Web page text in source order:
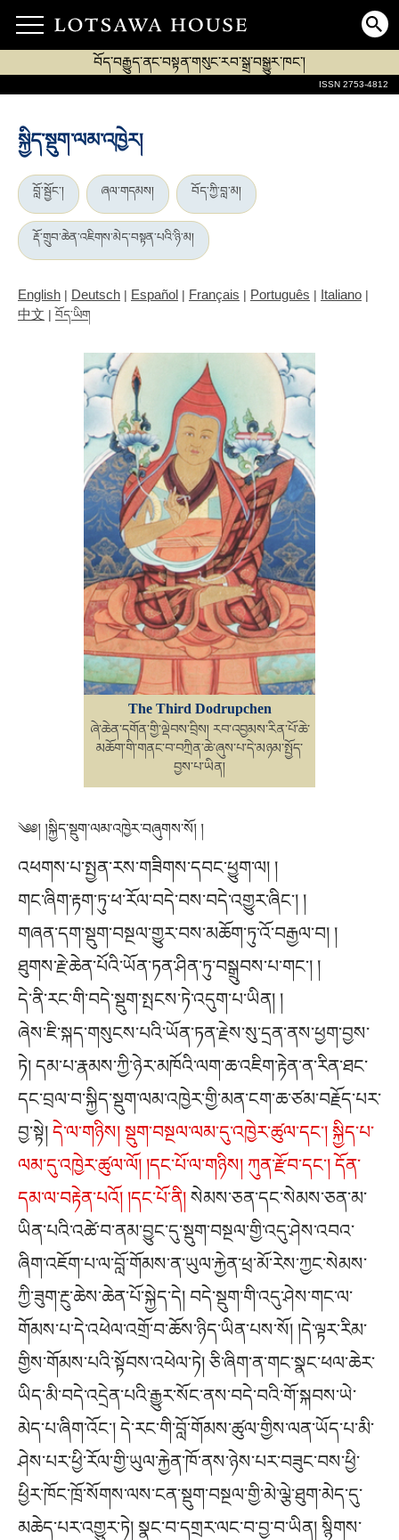
བོད་བརྒྱུད་ནང་བསྟན་གསུང་རབ་སྒྲ་བསྒྱུར་ཁང་།
ISSN 2753-4812
སྐྱིད་སྡུག་ལམ་འཁྱེར།
བློ་སྦྱོང་། ཞལ་གདམས། བོད་ཀྱི་བླ་མ།
རྡོ་གྲུབ་ཆེན་འཇིགས་མེད་བསྟན་པའི་ཉི་མ།
English | Deutsch | Español | Français | Português | Italiano |
中文 | བོད་ཡིག
The Third Dodrupchen
ཞེ་ཆེན་དགོན་གྱི་ལྡེབས་བྲིས། རབ་འབྱམས་རིན་པོ་ཆེ་
མཆོག་གི་གནང་བ་བཀྲིན་ཆེ་ཞུས་པ་དེ་མཉམ་སྤྱོད་
བྱས་པ་ཡིན།
༄༅། །སྐྱིད་སྡུག་ལམ་འཁྱེར་བཞུགས་སོ། །
འཕགས་པ་སྤྱན་རས་གཟིགས་དབང་ཕྱུག་ལ། །
གང་ཞིག་རྟག་ཏུ་ཕ་རོལ་བདེ་བས་བདེ་འགྱུར་ཞིང༌། །
གཞན་དག་སྡུག་བསྔལ་གྱུར་བས་མཆོག་ཏུ་འོ་བརྒྱལ་བ། །
ཐུགས་རྗེ་ཆེན་པོའི་ཡོན་ཏན་ཤིན་ཏུ་བསྒྲུབས་པ་གང༌། །
དེ་ནི་རང་གི་བདེ་སྡུག་སྤངས་ཏེ་འདུག་པ་ཡིན། །
ཞེས་ཇི་སྐད་གསུངས་པའི་ཡོན་ཏན་རྗེས་སུ་དྲན་ནས་ཕྱག་བྱས་
ཏེ། དམ་པ་རྣམས་ཀྱི་ཉེར་མཁོའི་ལག་ཆ་འཇིག་རྟེན་ན་རིན་ཐང་
དང་བྲལ་བ་སྐྱིད་སྡུག་ལམ་འཁྱེར་གྱི་མན་ངག་ཆ་ཙམ་བརྗོད་པར་
བྱ་སྟེ། དེ་ལ་གཉིས། སྡུག་བསྔལ་ལམ་དུ་འཁྱེར་ཚུལ་དང༌། སྐྱིད་པ་
ལམ་དུ་འཁྱེར་ཚུལ་ལོ། །དང་པོ་ལ་གཉིས། ཀུན་རྫོབ་དང༌། དོན་
དམ་ལ་བརྟེན་པའོ། །དང་པོ་ནི། སེམས་ཅན་དང་སེམས་ཅན་མ་
ཡིན་པའི་འཚེ་བ་ནམ་བྱུང་དུ་སྡུག་བསྔལ་གྱི་འདུ་ཤེས་འབའ་
ཞིག་འཇོག་པ་ལ་བློ་གོམས་ན་ཡུལ་རྐྱེན་ཕྲ་མོ་རེས་ཀྱང་སེམས་
ཀྱི་ཟུག་རྔུ་ཆེས་ཆེན་པོ་སྐྱེད་དེ། བདེ་སྡུག་གི་འདུ་ཤེས་གང་ལ་
གོམས་པ་དེ་འཕེལ་འགྲོ་བ་ཆོས་ཉིད་ཡིན་པས་སོ། །དེ་ལྟར་རིམ་
གྱིས་གོམས་པའི་སྟོབས་འཕེལ་ཏེ། ཅི་ཞིག་ན་གང་སྣང་ཕལ་ཆེར་
ཡིད་མི་བདེ་འདྲེན་པའི་རྒྱུར་སོང་ནས་བདེ་བའི་གོ་སྐབས་ཡེ་
མེད་པ་ཞིག་འོང༌། དེ་རང་གི་བློ་གོམས་ཚུལ་གྱིས་ལན་ཡོད་པ་མི་
ཤེས་པར་ཕྱི་རོལ་གྱི་ཡུལ་རྐྱེན་ཁོ་ནས་ཉེས་པར་བཟུང་བས་ཕྱི་
ཕྱིར་ཁོང་ཁྲོ་སོགས་ལས་ངན་སྡུག་བསྔལ་གྱི་མེ་ལྕེ་ཐུག་མེད་དུ་
མཆེད་པར་འགྱུར་ཏེ། སྣང་བ་དགྲར་ལང་བ་བྱ་བ་ཡིན། སྙིགས་